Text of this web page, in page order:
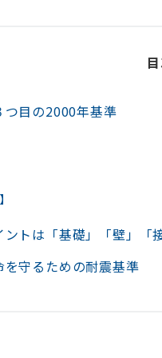
つ目の2000年基準
トは「基礎」「壁」「
守るための耐震基準